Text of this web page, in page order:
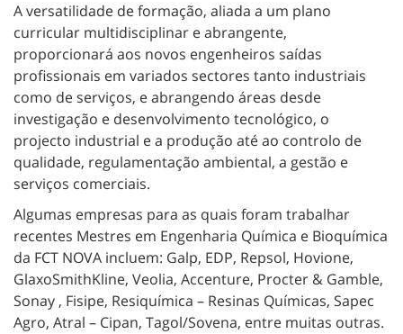
A versatilidade de formação, aliada a um plano
curricular multidisciplinar e abrangente,
proporcionará aos novos engenheiros saídas
profissionais em variados sectores tanto industriais
como de serviços, e abrangendo áreas desde
investigação e desenvolvimento tecnológico, o
projecto industrial e a produção até ao controlo de
qualidade, regulamentação ambiental, a gestão e
serviços comerciais.
Algumas empresas para as quais foram trabalhar
recentes Mestres em Engenharia Química e Bioquímica
da FCT NOVA incluem: Galp, EDP, Repsol, Hovione,
GlaxoSmithKline, Veolia, Accenture, Procter & Gamble,
Sonay , Fisipe, Resiquímica – Resinas Químicas, Sapec
Agro, Atral – Cipan, Tagol/Sovena, entre muitas outras.